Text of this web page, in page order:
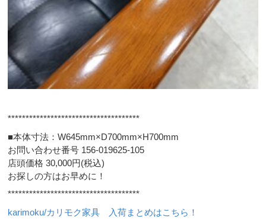
*************************************
■本体寸法：W645mm×D700mm×H700mm
お問い合わせ番号 156-019625-105
店頭価格 30,000円(税込)
お探しの方はお早めに！
*************************************
karimoku/カリモク家具 入荷まとめはこちら！